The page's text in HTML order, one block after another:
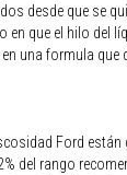
desde que se
en que el hilo del
una formula que
Ford están
del rango